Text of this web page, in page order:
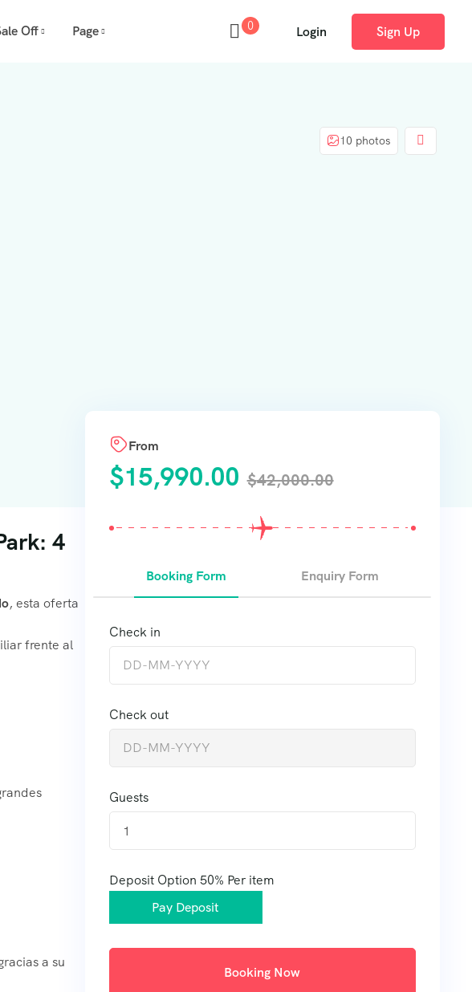
Off Page 0 Login Sign Up
10 photos
4
, esta oferta
frente al
a su
From
$15,990.00 $42,000.00
Booking Form Enquiry Form
Check in
Check out
Guests
1
Deposit Option 50% Per item
Pay Deposit
Booking Now